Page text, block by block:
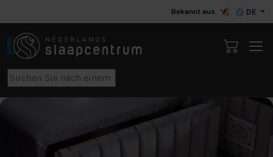
Bekannt aus DE